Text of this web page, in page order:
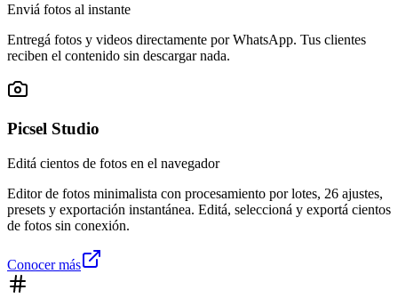
Enviá fotos al instante
Entregá fotos y videos directamente por WhatsApp. Tus clientes
reciben el contenido sin descargar nada.
Picsel Studio
Editá cientos de fotos en el navegador
Editor de fotos minimalista con procesamiento por lotes, 26 ajustes,
presets y exportación instantánea. Editá, seleccioná y exportá cientos
de fotos sin conexión.
Conocer más